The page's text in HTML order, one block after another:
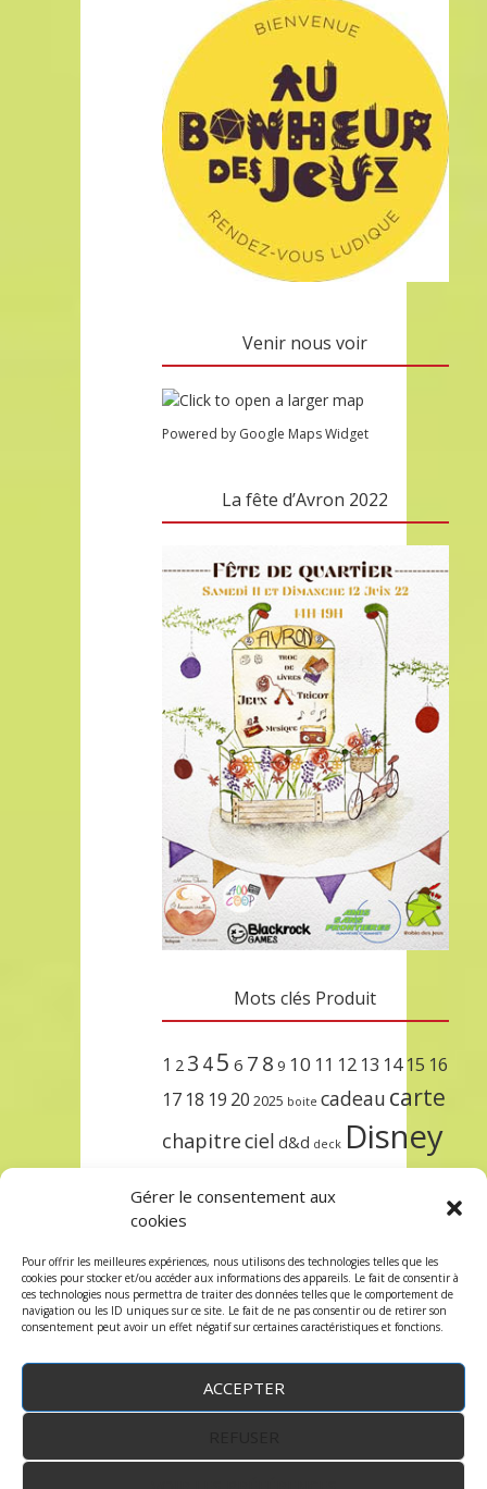
Gérer le consentement aux
cookies
Pour offrir les meilleures expériences, nous utilisons des technologies telles que les
cookies pour stocker et/ou accéder aux informations des appareils. Le fait de consentir à
ces technologies nous permettra de traiter des données telles que le comportement de
navigation ou les ID uniques sur ce site. Le fait de ne pas consentir ou de retirer son
consentement peut avoir un effet négatif sur certaines caractéristiques et fonctions.
ACCEPTER
Venir nous voir
Powered by Google Maps Widget
La fête d’Avron 2022
Mots clés Produit
1 2 3 45 6 7 8 9 10 11 12 13 14 15 16
17 18 19 20 2025 boite cadeau carte
chapitreciel d&d deck Disney
lorcana
protègeprécommandesetsleeve
terre trois unlockursula étincelant
Copyright © 2023 robindesjeux.com -Mentions